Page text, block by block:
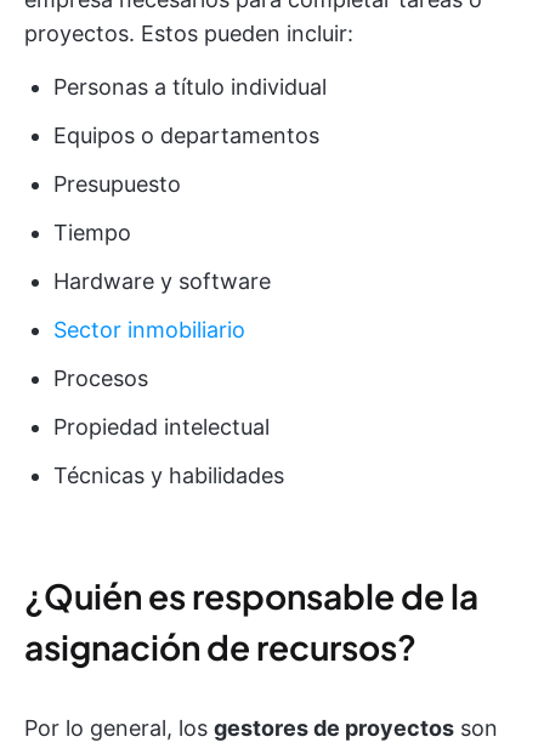
proyectos. Estos pueden incluir:
Personas a título individual
Equipos o departamentos
Presupuesto
Tiempo
Hardware y software
Sector inmobiliario
Procesos
Propiedad intelectual
Técnicas y habilidades
¿Quién es responsable de la
asignación de recursos?
Por lo general, los gestores de proyectos son